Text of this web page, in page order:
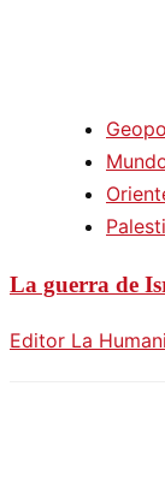
La guerra de
Editor La